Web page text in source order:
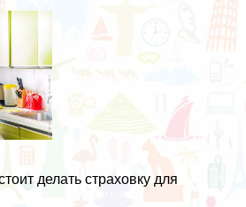
делать страховку для